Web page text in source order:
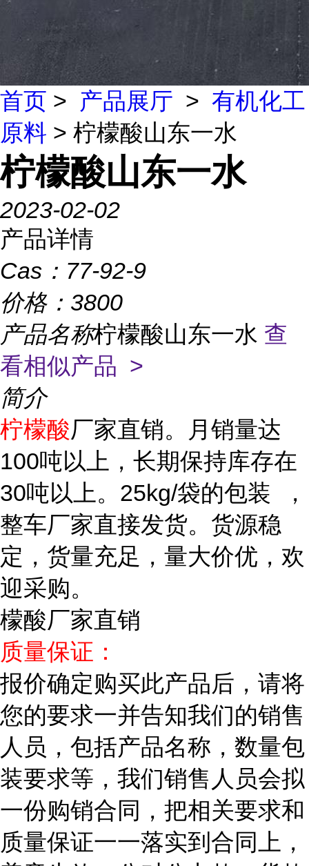
首页 > 产品展厅 > 有机化工
原料 > 柠檬酸山东一水
柠檬酸山东一水
2023-02-02
产品详情
Cas： 77-92-9
价格： 3800
产品名称柠檬酸山东一水 查
看相似产品 >
简介
柠檬酸厂家直销。月销量达
100吨以上，长期保持库存在
30吨以上。25kg/袋的包装 ，
整车厂家直接发货。货源稳
定，货量充足，量大价优，欢
迎采购。
檬酸厂家直销
质量保证：
报价确定购买此产品后，请将
您的要求一并告知我们的销售
人员，包括产品名称，数量包
装要求等，我们销售人员会拟
一份购销合同，把相关要求和
质量保证一一落实到合同上，